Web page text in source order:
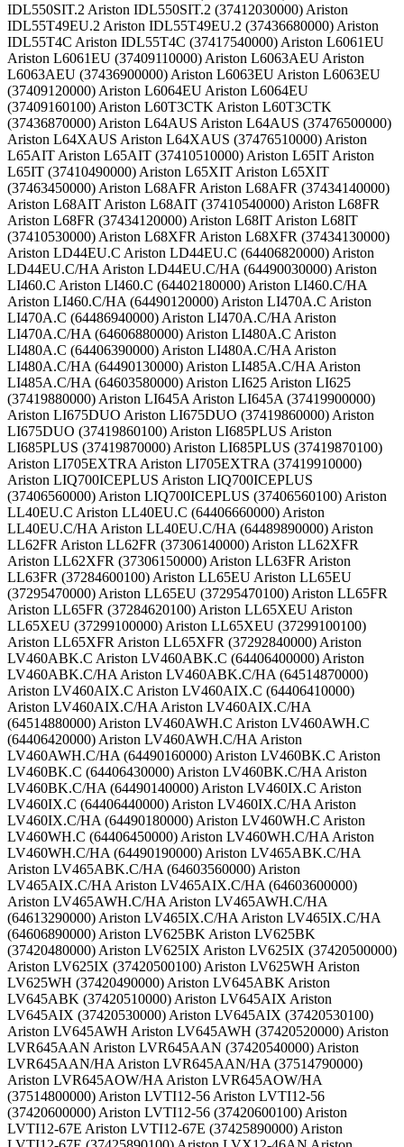
IDL550SIT.2 Ariston IDL550SIT.2 (37412030000) Ariston
IDL55T49EU.2 Ariston IDL55T49EU.2 (37436680000) Ariston
IDL55T4C Ariston IDL55T4C (37417540000) Ariston L6061EU
Ariston L6061EU (37409110000) Ariston L6063AEU Ariston
L6063AEU (37436900000) Ariston L6063EU Ariston L6063EU
(37409120000) Ariston L6064EU Ariston L6064EU
(37409160100) Ariston L60T3CTK Ariston L60T3CTK
(37436870000) Ariston L64AUS Ariston L64AUS (37476500000)
Ariston L64XAUS Ariston L64XAUS (37476510000) Ariston
L65AIT Ariston L65AIT (37410510000) Ariston L65IT Ariston
L65IT (37410490000) Ariston L65XIT Ariston L65XIT
(37463450000) Ariston L68AFR Ariston L68AFR (37434140000)
Ariston L68AIT Ariston L68AIT (37410540000) Ariston L68FR
Ariston L68FR (37434120000) Ariston L68IT Ariston L68IT
(37410530000) Ariston L68XFR Ariston L68XFR (37434130000)
Ariston LD44EU.C Ariston LD44EU.C (64406820000) Ariston
LD44EU.C/HA Ariston LD44EU.C/HA (64490030000) Ariston
LI460.C Ariston LI460.C (64402180000) Ariston LI460.C/HA
Ariston LI460.C/HA (64490120000) Ariston LI470A.C Ariston
LI470A.C (64486940000) Ariston LI470A.C/HA Ariston
LI470A.C/HA (64606880000) Ariston LI480A.C Ariston
LI480A.C (64406390000) Ariston LI480A.C/HA Ariston
LI480A.C/HA (64490130000) Ariston LI485A.C/HA Ariston
LI485A.C/HA (64603580000) Ariston LI625 Ariston LI625
(37419880000) Ariston LI645A Ariston LI645A (37419900000)
Ariston LI675DUO Ariston LI675DUO (37419860000) Ariston
LI675DUO (37419860100) Ariston LI685PLUS Ariston
LI685PLUS (37419870000) Ariston LI685PLUS (37419870100)
Ariston LI705EXTRA Ariston LI705EXTRA (37419910000)
Ariston LIQ700ICEPLUS Ariston LIQ700ICEPLUS
(37406560000) Ariston LIQ700ICEPLUS (37406560100) Ariston
LL40EU.C Ariston LL40EU.C (64406660000) Ariston
LL40EU.C/HA Ariston LL40EU.C/HA (64489890000) Ariston
LL62FR Ariston LL62FR (37306140000) Ariston LL62XFR
Ariston LL62XFR (37306150000) Ariston LL63FR Ariston
LL63FR (37284600100) Ariston LL65EU Ariston LL65EU
(37295470000) Ariston LL65EU (37295470100) Ariston LL65FR
Ariston LL65FR (37284620100) Ariston LL65XEU Ariston
LL65XEU (37299100000) Ariston LL65XEU (37299100100)
Ariston LL65XFR Ariston LL65XFR (37292840000) Ariston
LV460ABK.C Ariston LV460ABK.C (64406400000) Ariston
LV460ABK.C/HA Ariston LV460ABK.C/HA (64514870000)
Ariston LV460AIX.C Ariston LV460AIX.C (64406410000)
Ariston LV460AIX.C/HA Ariston LV460AIX.C/HA
(64514880000) Ariston LV460AWH.C Ariston LV460AWH.C
(64406420000) Ariston LV460AWH.C/HA Ariston
LV460AWH.C/HA (64490160000) Ariston LV460BK.C Ariston
LV460BK.C (64406430000) Ariston LV460BK.C/HA Ariston
LV460BK.C/HA (64490140000) Ariston LV460IX.C Ariston
LV460IX.C (64406440000) Ariston LV460IX.C/HA Ariston
LV460IX.C/HA (64490180000) Ariston LV460WH.C Ariston
LV460WH.C (64406450000) Ariston LV460WH.C/HA Ariston
LV460WH.C/HA (64490190000) Ariston LV465ABK.C/HA
Ariston LV465ABK.C/HA (64603560000) Ariston
LV465AIX.C/HA Ariston LV465AIX.C/HA (64603600000)
Ariston LV465AWH.C/HA Ariston LV465AWH.C/HA
(64613290000) Ariston LV465IX.C/HA Ariston LV465IX.C/HA
(64606890000) Ariston LV625BK Ariston LV625BK
(37420480000) Ariston LV625IX Ariston LV625IX (37420500000)
Ariston LV625IX (37420500100) Ariston LV625WH Ariston
LV625WH (37420490000) Ariston LV645ABK Ariston
LV645ABK (37420510000) Ariston LV645AIX Ariston
LV645AIX (37420530000) Ariston LV645AIX (37420530100)
Ariston LV645AWH Ariston LV645AWH (37420520000) Ariston
LVR645AAN Ariston LVR645AAN (37420540000) Ariston
LVR645AAN/HA Ariston LVR645AAN/HA (37514790000)
Ariston LVR645AOW/HA Ariston LVR645AOW/HA
(37514800000) Ariston LVTI12-56 Ariston LVTI12-56
(37420600000) Ariston LVTI12-56 (37420600100) Ariston
LVTI12-67E Ariston LVTI12-67E (37425890000) Ariston